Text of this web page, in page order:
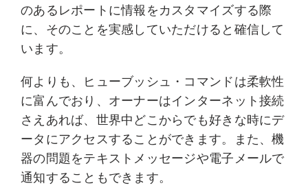
のあるレポートに情報をカスタマイズする際
に、そのことを実感していただけると確信して
います。
何よりも、ヒューブッシュ・コマンドは柔軟性
に富んでおり、オーナーはインターネット接続
さえあれば、世界中どこからでも好きな時にデ
ータにアクセスすることができます。また、機
器の問題をテキストメッセージや電子メールで
通知することもできます。